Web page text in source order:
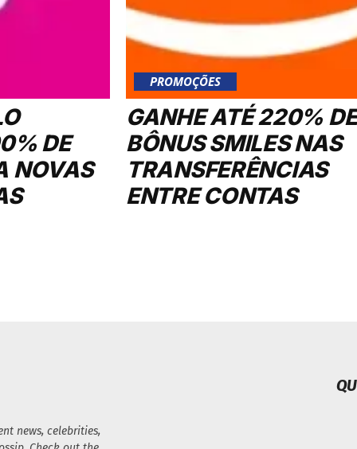
DE
NOVAS
PROMOÇÕES
GANHE ATÉ 220% DE
BÔNUS SMILES NAS
TRANSFERÊNCIAS
ENTRE CONTAS
news, celebrities,